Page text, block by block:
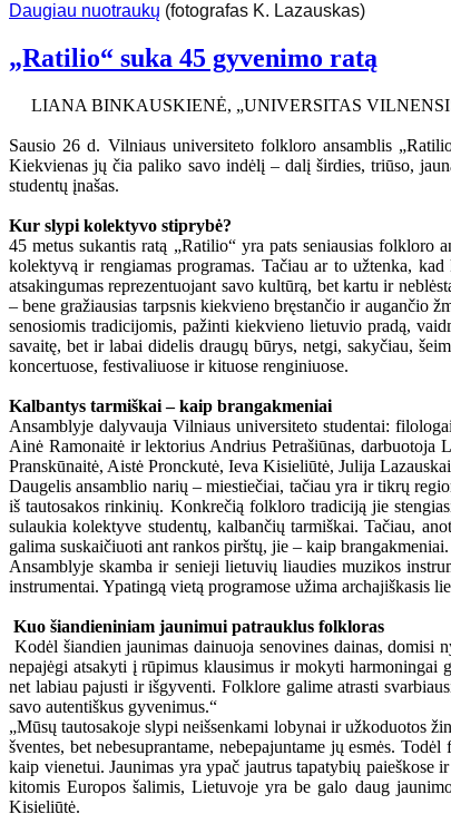
Daugiau nuotraukų (fotografas K. Lazauskas)
„Ratilio“ suka 45 gyvenimo ratą
LIANA BINKAUSKIENĖ, „UNIVERSITAS
Sausio 26 d. Vilniaus universiteto folkloro ansamblis
Kiekvienas jų čia paliko savo indėlį – dalį širdies, triūso,
studentų įnašas.
Kur slypi kolektyvo stiprybė?
45 metus sukantis ratą „Ratilio“ yra pats seniausias
kolektyvą ir rengiamas programas. Tačiau ar to užtenka,
atsakingumas reprezentuojant savo kultūrą, bet kartu ir
– bene gražiausias tarpsnis kiekvieno bręstančio ir augančio
senosiomis tradicijomis, pažinti kiekvieno lietuvio pradą,
savaitę, bet ir labai didelis draugų būrys, netgi, sakyčiau,
koncertuose, festivaliuose ir kituose renginiuose.
Kalbantys tarmiškai – kaip brangakmeniai
Ansamblyje dalyvauja Vilniaus universiteto studentai:
Ainė Ramonaitė ir lektorius Andrius Petrašiūnas, darbuotoja
Pranskūnaitė, Aistė Pronckutė, Ieva Kisieliūtė, Julija
Daugelis ansamblio narių – miestiečiai, tačiau yra ir tikrų
iš tautosakos rinkinių. Konkrečią folkloro tradiciją jie
sulaukia kolektyve studentų, kalbančių tarmiškai. Tačiau,
galima suskaičiuoti ant rankos pirštų, jie – kaip brangakmeniai.
Ansamblyje skamba ir senieji lietuvių liaudies muzikos
instrumentai. Ypatingą vietą programose užima archajiškasis
Kuo šiandieniniam jaunimui patrauklus folkloras
Kodėl šiandien jaunimas dainuoja senovines dainas,
nepajėgi atsakyti į rūpimus klausimus ir mokyti harmoningai
net labiau pajusti ir išgyventi. Folklore galime atrasti
savo autentiškus gyvenimus.“
„Mūsų tautosakoje slypi neišsenkami lobynai ir užkoduotos
šventes, bet nebesuprantame, nebepajuntame jų esmės.
kaip vienetui. Jaunimas yra ypač jautrus tapatybių
kitomis Europos šalimis, Lietuvoje yra be galo daug
Kisieliūtė.